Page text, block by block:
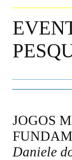
JOGOS
Daniele